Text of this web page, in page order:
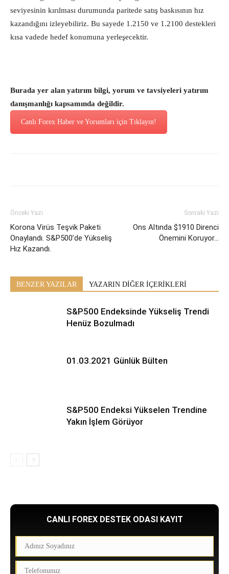
seviyesinin kırılması durumunda paritede satış baskısının hız
kazandığını izleyebiliriz. Bu sayede 1.2150 ve 1.2100 destekleri
kısa vadede hedef konumuna yerleşecektir.
Burada yer alan yatırım bilgi, yorum ve tavsiyeleri yatırım
danışmanlığı kapsamında değildir.
Canlı Forex Haber ve Yorumları için Tıklayın!
Önceki Yazı
Korona Virüs Teşvik Paketi
Onaylandı. S&P500’de Yükseliş
Hız Kazandı.
Sonraki Yazı
Ons Altında $1910 Direnci
Önemini Koruyor…
BENZER YAZILAR YAZARIN DİĞER İÇERİKLERİ
S&P500 Endeksinde Yükseliş Trendi
Henüz Bozulmadı
01.03.2021 Günlük Bülten
S&P500 Endeksi Yükselen Trendine
Yakın İşlem Görüyor
CANLI FOREX DESTEK ODASI KAYIT